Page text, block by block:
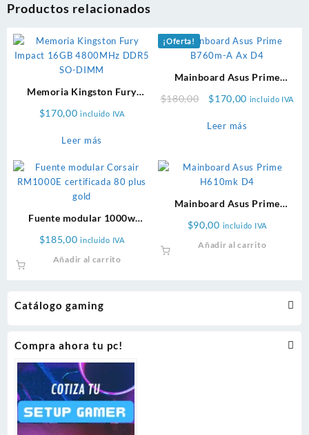
Catálogo gaming
Compra ahora tu pc!
Productos relacionados
Memoria Kingston Fury
SO-DIMM
$170,00 incluido IVA
Leer más
¡Oferta!
Mainboard Asus Prime
$180,00
Original
was:
$170,00 Current
incluido IVA
Leer más
Fuente modular 1000w
gold
$185,00 incluido IVA
Añadir al carrito
Mainboard Asus Prime
$90,00 incluido IVA
Añadir al carrito